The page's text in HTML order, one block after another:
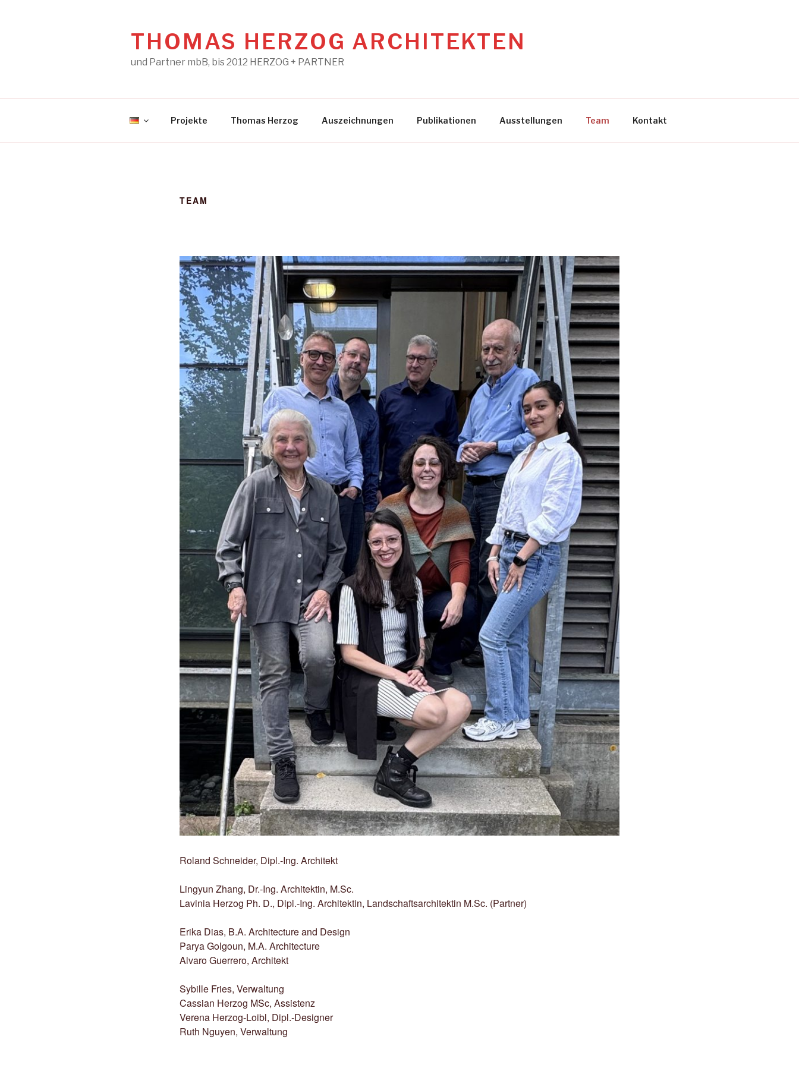
THOMAS HERZOG ARCHITEKTEN
und Partner mbB, bis 2012 HERZOG + PARTNER
Projekte Thomas Herzog Auszeichnungen Publikationen Ausstellungen Team Kontakt
TEAM
Roland Schneider, Dipl.-Ing. Architekt
Lingyun Zhang, Dr.-Ing. Architektin, M.Sc.
Lavinia Herzog Ph. D., Dipl.-Ing. Architektin, Landschaftsarchitektin M.Sc. (Partner)
Erika Dias, B.A. Architecture and Design
Parya Golgoun, M.A. Architecture
Alvaro Guerrero, Architekt
Sybille Fries, Verwaltung
Cassian Herzog MSc, Assistenz
Verena Herzog-Loibl, Dipl.-Designer
Ruth Nguyen, Verwaltung